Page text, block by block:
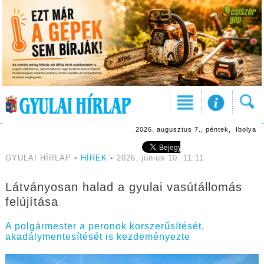
2026. augusztus 7., péntek, Ibolya
GYULAI HÍRLAP • HÍREK • 2026. június 10. 11:11
Látványosan halad a gyulai vasútállomás
felújítása
A polgármester a peronok korszerűsítését,
akadálymentesítését is kezdeményezte